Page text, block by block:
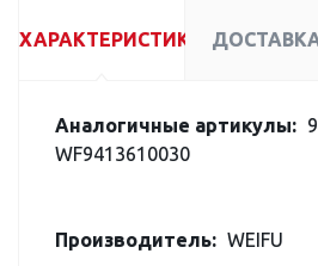
ХАРАКТЕРИСТИКИ
Аналогичные артикулы:
WF9413610030
Производитель: WEIFU